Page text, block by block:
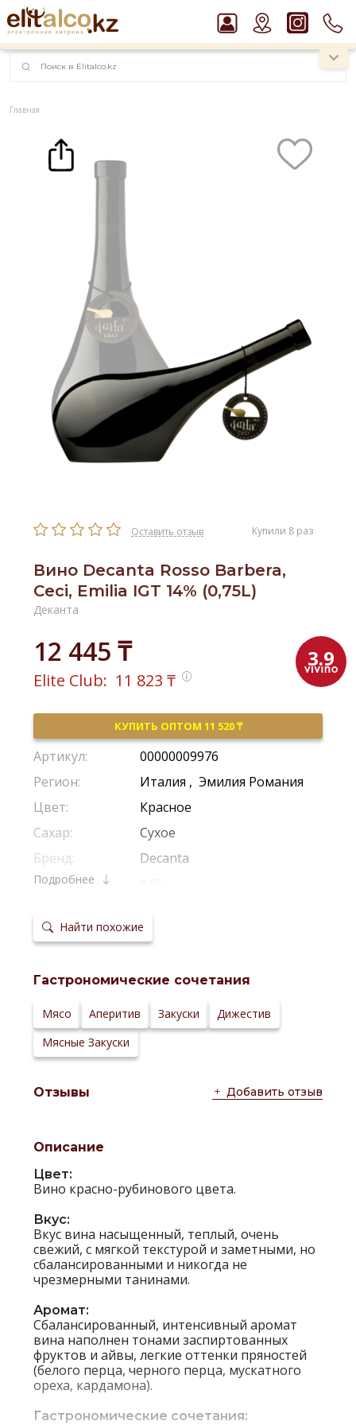
наименований!
instagram.com/rojo.kz
Рекомендуем
Виски Talisker 10 YO Malt 45,8% in Box
Водка Smirnoff Red Vodka 37,5%
Главная
Оставить отзыв Купили 8 раз
Вино Decanta Rosso Barbera,
Ceci, Emilia IGT 14% (0,75L)
Деканта
12 445 ₸ 3.9
Elite Club: 11 823 ₸
КУПИТЬ ОПТОМ 11 520 ₸
Артикул:
00000009976
Регион:
Италия , Эмилия Романия
Цвет:
Красное
Сахар:
Сухое
Бренд:
Decanta
Крепость:
Виноград:
Барбера
хранения:
Температура
16–18 °С
Сайт
производителя:
Подробнее
Найти похожие
Гастрономические сочетания
Мясо Аперитив Закуски
Дижестив
Мясные Закуски
Отзывы Добавить отзыв
Описание
Цвет:
Вино красно-рубинового цвета.
Вкус:
Вкус вина насыщенный, теплый, очень
свежий, с мягкой текстурой и заметными, но
сбалансированными и никогда не
чрезмерными танинами.
Аромат:
Сбалансированный, интенсивный аромат
вина наполнен тонами заспиртованных
фруктов и айвы, легкие оттенки пряностей
(белого перца, черного перца, мускатного
ореха, кардамона).
Гастрономические сочетания: